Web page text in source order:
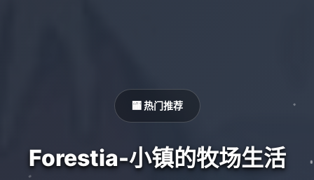
🏧 热门推荐
Forestia-小镇的牧场生活